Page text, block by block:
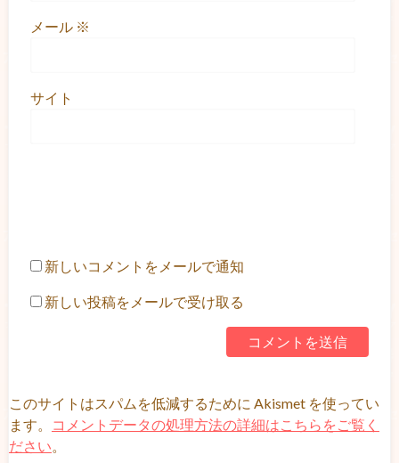
メール ※
サイト
新しいコメントをメールで通知
新しい投稿をメールで受け取る
このサイトはスパムを低減するために Akismet を使ってい
ます。
コメントデータの処理方法の詳細はこちらをご覧く
ださい